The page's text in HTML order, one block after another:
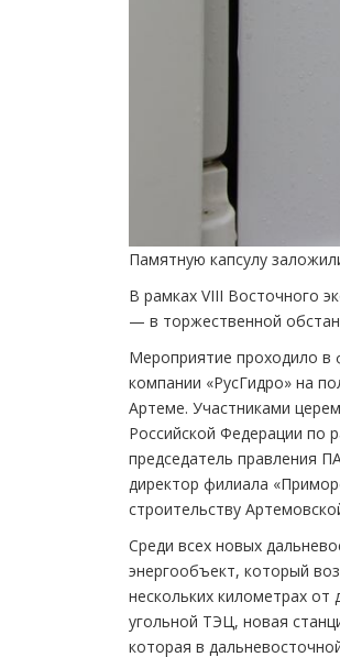
Памятную капсулу
В рамках VIII Восточного
— в торжественной
Мероприятие проходило в
компании «РусГидро» на
Артеме. Участниками
Российской Федерации по
председатель правления
директор филиала
строительству
Среди всех новых
энергообъект, который
нескольких километрах
угольной ТЭЦ, новая
которая в